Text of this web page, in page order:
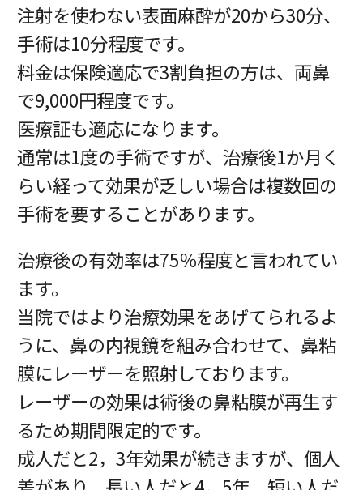
注射を使わない表面麻酔が20から30分、
手術は10分程度です。
料金は保険適応で3割負担の方は、両鼻
で9,000円程度です。
医療証も適応になります。
通常は1度の手術ですが、治療後1か月く
らい経って効果が乏しい場合は複数回の
手術を要することがあります。
治療後の有効率は75％程度と言われてい
ます。
当院ではより治療効果をあげてられるよ
うに、鼻の内視鏡を組み合わせて、鼻粘
膜にレーザーを照射しております。
レーザーの効果は術後の鼻粘膜が再生す
るため期間限定的です。
成人だと2，3年効果が続きますが、個人